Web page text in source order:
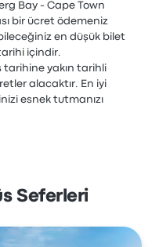
Bay - Cape Town
bir ücret ödemeniz
en düşük bilet
içindir.
tarihine yakın tarihli
alacaktır. En iyi
esnek tutmanızı
Seferleri